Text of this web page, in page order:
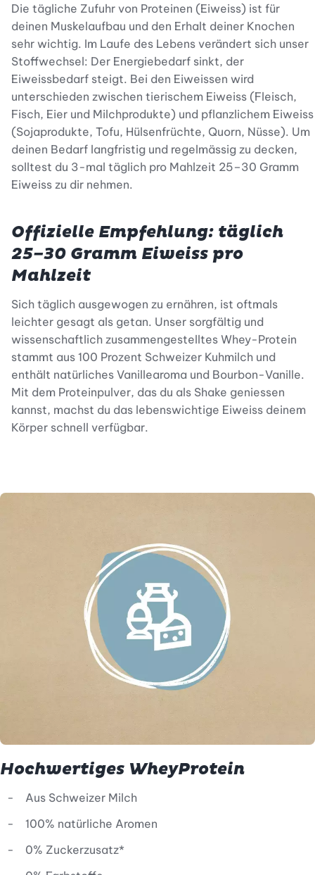
Die tägliche Zufuhr von Proteinen (Eiweiss) ist für
deinen Muskelaufbau und den Erhalt deiner Knochen
sehr wichtig. Im Laufe des Lebens verändert sich unser
Stoffwechsel: Der Energiebedarf sinkt, der
Eiweissbedarf steigt. Bei den Eiweissen wird
unterschieden zwischen tierischem Eiweiss (Fleisch,
Fisch, Eier und Milchprodukte) und pflanzlichem Eiweiss
(Sojaprodukte, Tofu, Hülsenfrüchte, Quorn, Nüsse). Um
deinen Bedarf langfristig und regelmässig zu decken,
solltest du 3-mal täglich pro Mahlzeit 25–30 Gramm
Eiweiss zu dir nehmen.
Offizielle Empfehlung: täglich
25–30 Gramm Eiweiss pro
Mahlzeit
Sich täglich ausgewogen zu ernähren, ist oftmals
leichter gesagt als getan. Unser sorgfältig und
wissenschaftlich zusammengestelltes Whey-Protein
stammt aus 100 Prozent Schweizer Kuhmilch und
enthält natürliches Vanillearoma und Bourbon-Vanille.
Mit dem Proteinpulver, das du als Shake geniessen
kannst, machst du das lebenswichtige Eiweiss deinem
Körper schnell verfügbar.
Hochwertiges WheyProtein
Aus Schweizer Milch
100% natürliche Aromen
0% Zuckerzusatz*